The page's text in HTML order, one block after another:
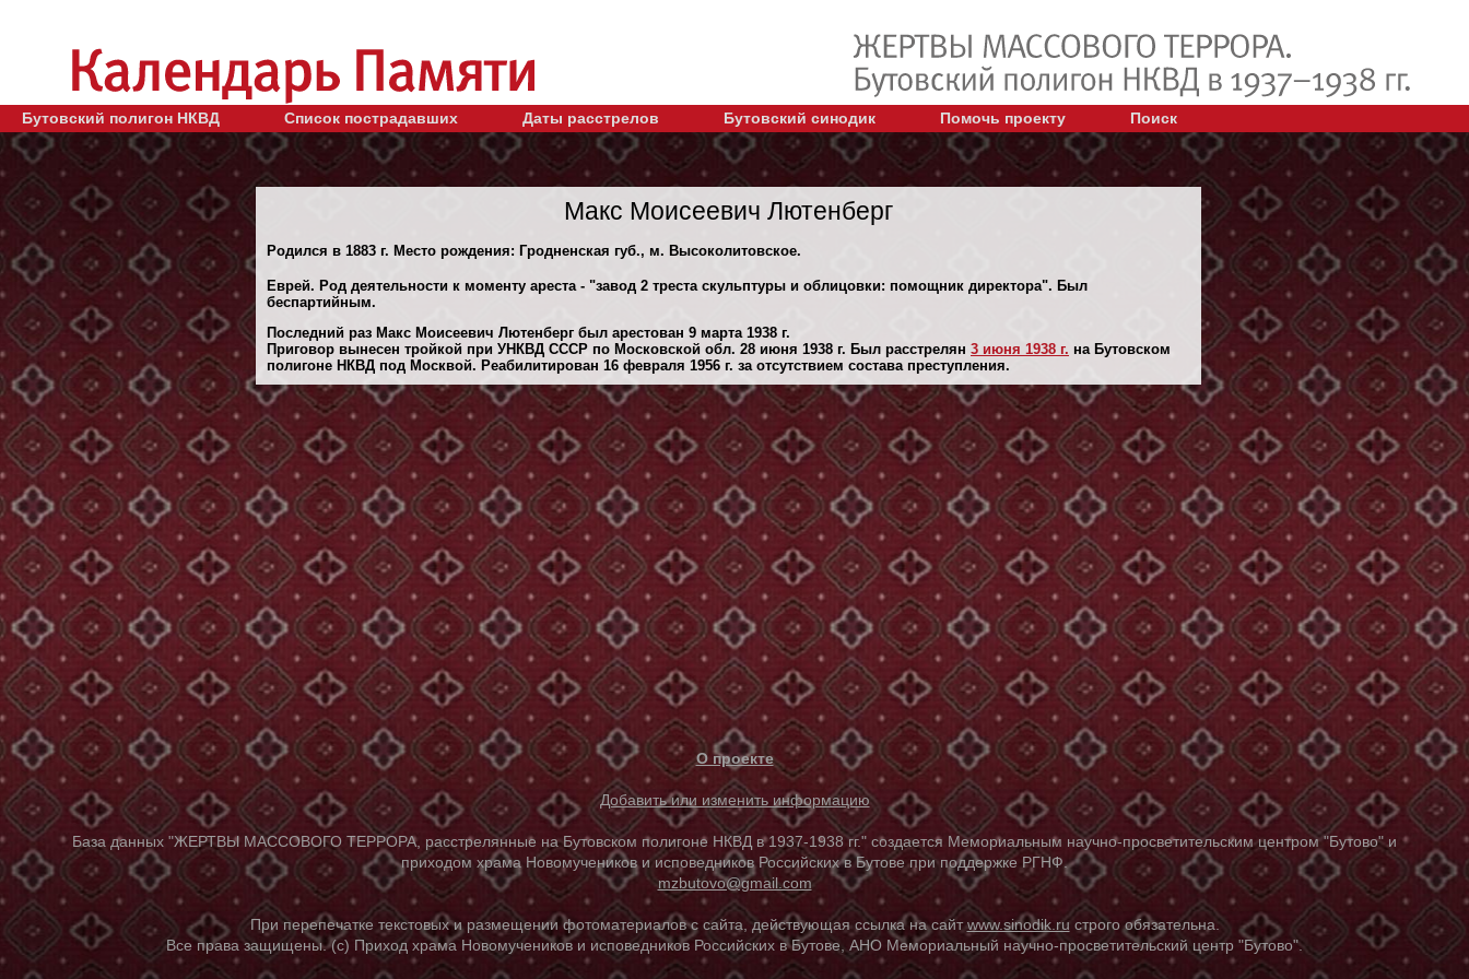
Бутовский полигон НКВД Список пострадавших Даты расстрелов Бутовский синодик Помочь проекту Поиск
Макс Моисеевич Лютенберг
Родился в 1883 г. Место рождения: Гродненская губ., м. Высоколитовское.
Еврей. Род деятельности к моменту ареста - "завод 2 треста скульптуры и облицовки: помощник директора". Был
беспартийным.
Последний раз Макс Моисеевич Лютенберг был арестован 9 марта 1938 г.
Приговор вынесен тройкой при УНКВД СССР по Московской обл. 28 июня 1938 г. Был расстрелян 3 июня 1938 г. на Бутовском
полигоне НКВД под Москвой. Реабилитирован 16 февраля 1956 г. за отсутствием состава преступления.
О проекте
Добавить или изменить информацию
База данных "ЖЕРТВЫ МАССОВОГО ТЕРРОРА, расстрелянные на Бутовском полигоне НКВД в 1937-1938 гг." создается Мемориальным научно-просветительским центром "Бутово" и
приходом храма Новомучеников и исповедников Российских в Бутове при поддержке РГНФ.
mzbutovo@gmail.com
При перепечатке текстовых и размещении фотоматериалов с сайта, действующая ссылка на сайтwww.sinodik.ru строго обязательна.
Все права защищены. (с) Приход храма Новомучеников и исповедников Российских в Бутове, АНО Мемориальный научно-просветительский центр "Бутово".